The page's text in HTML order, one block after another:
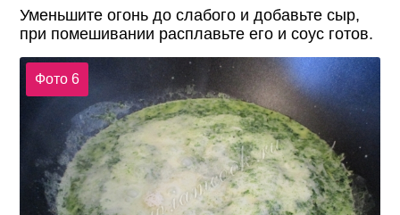
Уменьшите огонь до слабого и добавьте сыр,
при помешивании расплавьте его и соус готов.
Фото 6